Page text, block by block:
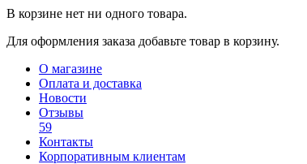
В корзине нет ни одного товара.
Для оформления заказа добавьте товар в корзину.
О магазине
Оплата и доставка
Новости
Отзывы
59
Контакты
Корпоративным клиентам